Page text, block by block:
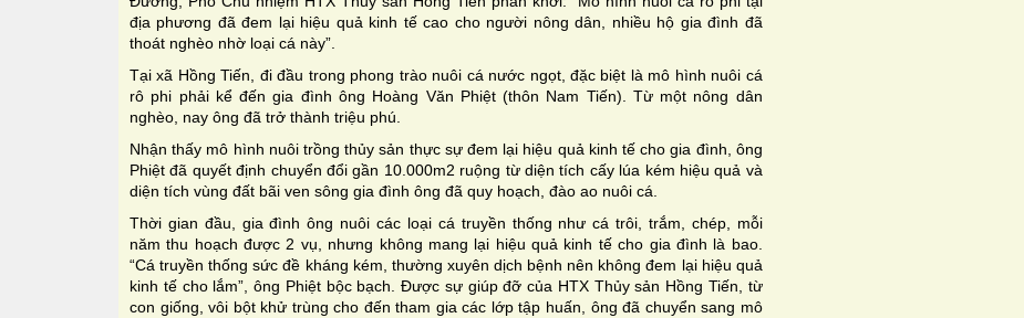
địa phương đã đem lại hiệu quả kinh tế cao cho người nông dân, nhiều hộ gia đình đã
thoát nghèo nhờ loại cá này”.
Tại xã Hồng Tiến, đi đầu trong phong trào nuôi cá nước ngọt, đặc biệt là mô hình nuôi cá
rô phi phải kể đến gia đình ông Hoàng Văn Phiệt (thôn Nam Tiến). Từ một nông dân
nghèo, nay ông đã trở thành triệu phú.
Nhận thấy mô hình nuôi trồng thủy sản thực sự đem lại hiệu quả kinh tế cho gia đình, ông
Phiệt đã quyết định chuyển đổi gần 10.000m2 ruộng từ diện tích cấy lúa kém hiệu quả và
diện tích vùng đất bãi ven sông gia đình ông đã quy hoạch, đào ao nuôi cá.
Thời gian đầu, gia đình ông nuôi các loại cá truyền thống như cá trôi, trắm, chép, mỗi
năm thu hoạch được 2 vụ, nhưng không mang lại hiệu quả kinh tế cho gia đình là bao.
“Cá truyền thống sức đề kháng kém, thường xuyên dịch bệnh nên không đem lại hiệu quả
kinh tế cho lắm”, ông Phiệt bộc bạch. Được sự giúp đỡ của HTX Thủy sản Hồng Tiến, từ
con giống, vôi bột khử trùng cho đến tham gia các lớp tập huấn, ông đã chuyển sang mô